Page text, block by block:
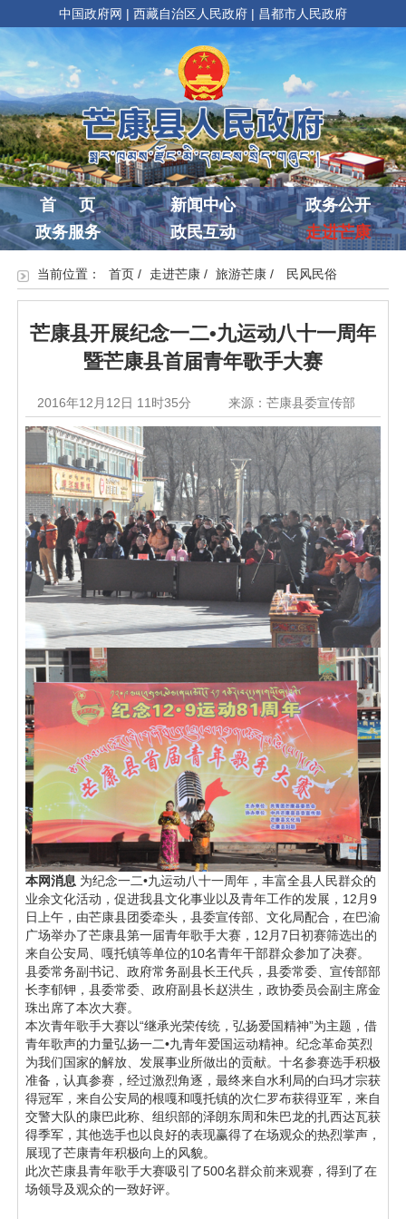
中国政府网 | 西藏自治区人民政府 | 昌都市人民政府
首 页 新闻中心
政务公开
政务服务
政民互动 走进芒康
当前位置： 首页/ 走进芒康/ 旅游芒康/ 民风民俗
芒康县开展纪念一二•九运动八十一周年
暨芒康县首届青年歌手大赛
2016年12月12日 11时35分 来源：芒康县委宣传部
本网消息 为纪念一二•九运动八十一周年，丰富全县人民群众的
业余文化活动，促进我县文化事业以及青年工作的发展，12月9
日上午，由芒康县团委牵头，县委宣传部、文化局配合，在巴渝
广场举办了芒康县第一届青年歌手大赛，12月7日初赛筛选出的
来自公安局、嘎托镇等单位的10名青年干部群众参加了决赛。
县委常务副书记、政府常务副县长王代兵，县委常委、宣传部部
长李郁钾，县委常委、政府副县长赵洪生，政协委员会副主席金
珠出席了本次大赛。
本次青年歌手大赛以“继承光荣传统，弘扬爱国精神”为主题，借
青年歌声的力量弘扬一二•九青年爱国运动精神。纪念革命英烈
为我们国家的解放、发展事业所做出的贡献。十名参赛选手积极
准备，认真参赛，经过激烈角逐，最终来自水利局的白玛才宗获
得冠军，来自公安局的根嘎和嘎托镇的次仁罗布获得亚军，来自
交警大队的康巴此称、组织部的泽朗东周和朱巴龙的扎西达瓦获
得季军，其他选手也以良好的表现赢得了在场观众的热烈掌声，
展现了芒康青年积极向上的风貌。
此次芒康县青年歌手大赛吸引了500名群众前来观赛，得到了在
场领导及观众的一致好评。